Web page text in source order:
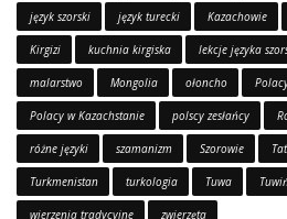
język szorski język turecki Kazachowie
Kirgizi kuchnia kirgiska lekcje języka
malarstwo Mongolia ołoncho
Polacy w Kazachstanie polscy zesłańcy
różne języki szamanizm Szorowie
Turkmenistan turkologia Tuwa
wierzenia tradycyjne zwierzęta